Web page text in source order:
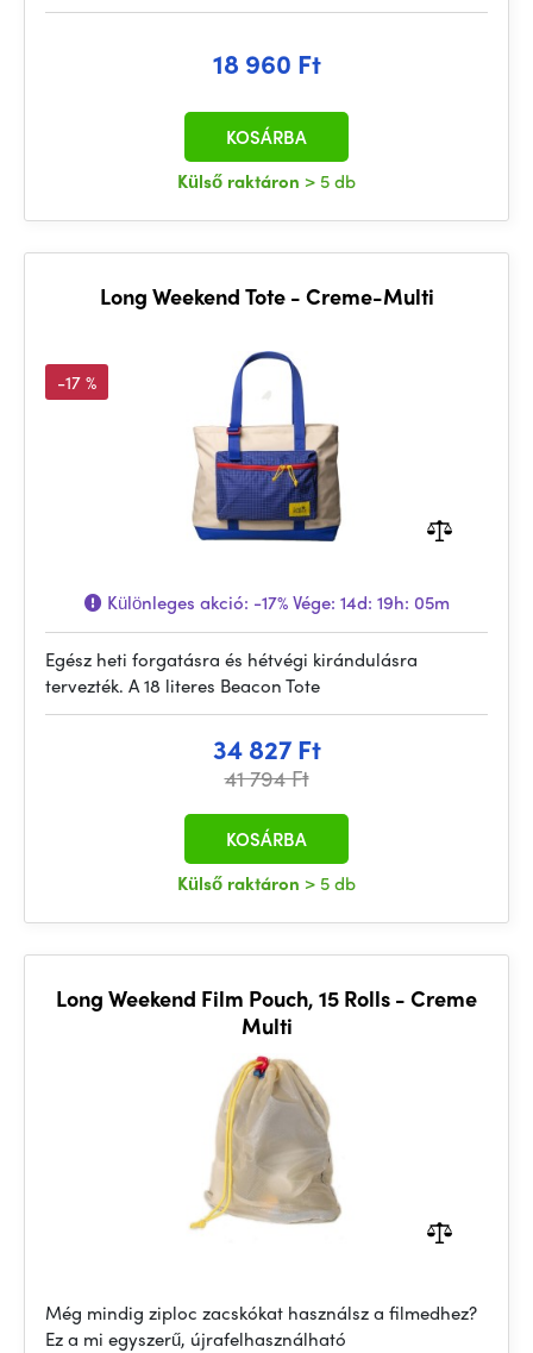
18 960 Ft
Külső raktáron > 5 db
KOSÁRBA
Long Weekend Tote - Creme-Multi
-17 %
Különleges akció: -17%Vége: 14d: 19h: 05m
Egész heti forgatásra és hétvégi kirándulásra
tervezték. A 18 literes Beacon Tote
34 827 Ft
41 794 Ft
Külső raktáron > 5 db
KOSÁRBA
Long Weekend Film Pouch, 15 Rolls - Creme
Multi
Még mindig ziploc zacskókat használsz a filmedhez?
Ez a mi egyszerű, újrafelhasználható